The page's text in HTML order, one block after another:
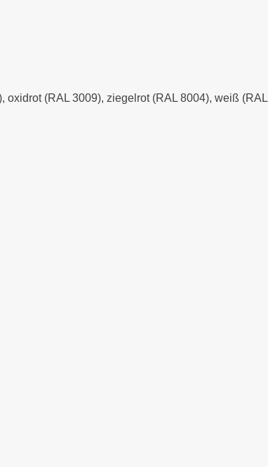
oxidrot (RAL 3009), ziegelrot (RAL 8004), weiß